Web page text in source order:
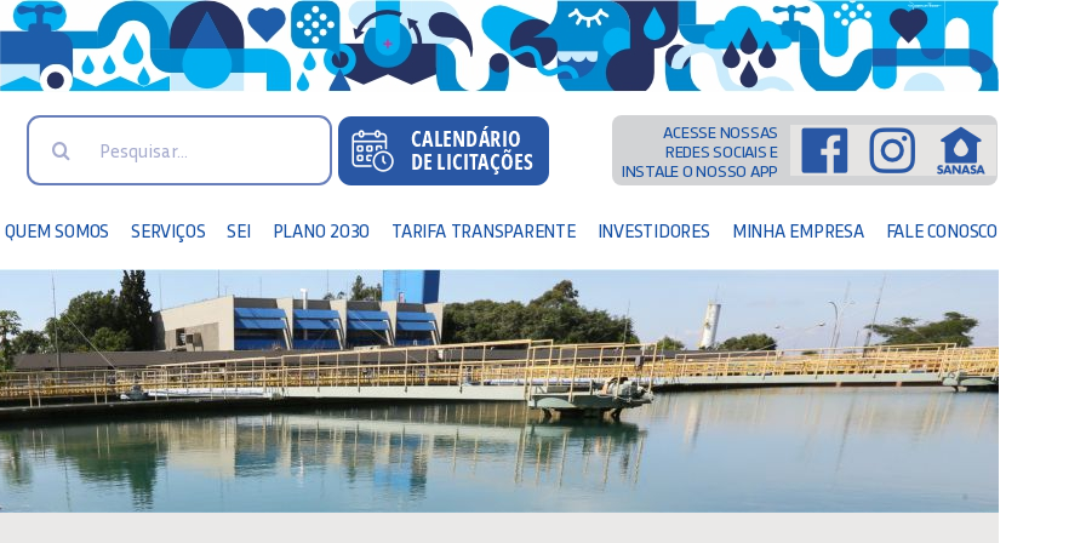
Search
ACESSE NOSSAS
REDES SOCIAIS E
INSTALE O NOSSO APP
QUEM SOMOS SERVIÇOS SEI PLANO 2030 TARIFA TRANSPARENTE INVESTIDORES MINHA EMPRESA FALE CONOSCO